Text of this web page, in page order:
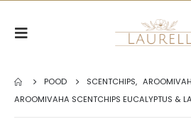
POOD SCENTCHIPS,
AROOMIVAHA SCENTCHIPS EUCALYPTUS &